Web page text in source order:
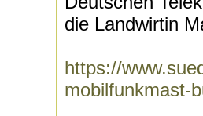
die Landwirtin
https://
mobilfunkmast-